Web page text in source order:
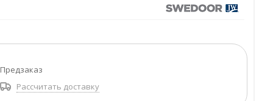
Предзаказ
Рассчитать доставку